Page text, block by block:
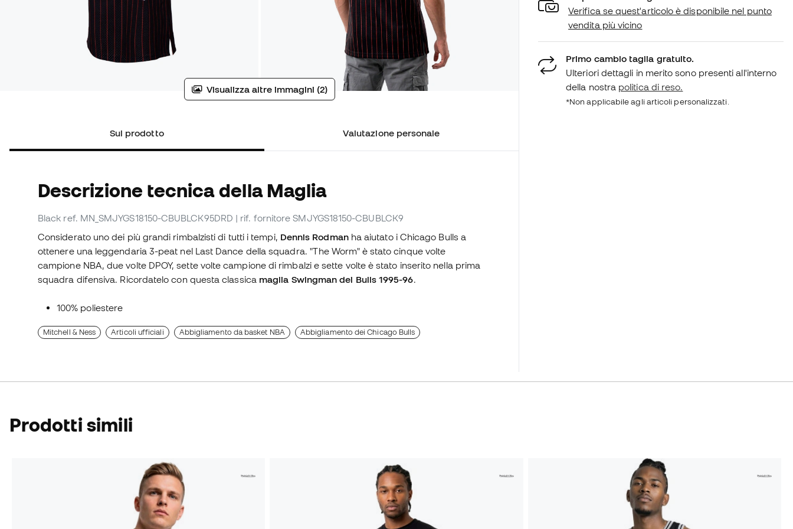
Visualizza altre immagini (2)
Sul prodotto Valutazione personale
Descrizione tecnica della Maglia
Black ref. MN_SMJYGS18150-CBUBLCK95DRD | rif. fornitore SMJYGS18150-CBUBLCK9
Considerato uno dei più grandi rimbalzisti di tutti i tempi, Dennis Rodmanha aiutato i Chicago Bulls a
ottenere una leggendaria 3-peat nel Last Dance della squadra. "The Worm" è stato cinque volte
campione NBA, due volte DPOY, sette volte campione di rimbalzi e sette volte è stato inserito nella prima
squadra difensiva. Ricordatelo con questa classica maglia Swingman dei Bulls 1995-96.
100% poliestere
Mitchell & Ness Articoli ufficiali Abbigliamento da basket NBA Abbigliamento dei Chicago Bulls
Verifica se quest'articolo è disponibile nel punto
vendita più vicino
Primo cambio taglia gratuito.
Ulteriori dettagli in merito sono presenti all'interno
della nostra politica di reso.
*Non applicabile agli articoli personalizzati.
Prodotti simili